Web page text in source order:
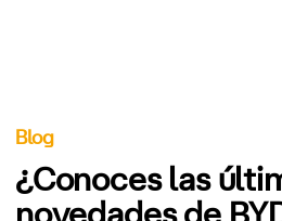
Blog
¿Conoces las